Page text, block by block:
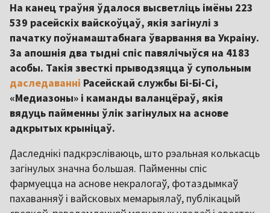
На канец траўня ўдалося высветліць імёны 223
539 расейскіх вайскоўцаў, якія загінулі з
пачатку поўнамаштабнага ўварвання ва Украіну.
За апошнія два тыдні спіс павялічыўся на 4183
асобы. Такія звесткі прыводзяцца ў супольным
даследаванні Расейскай службы Бі-Бі-Сі,
«Медиазоны» і каманды валанцёраў, якія
вядуць пайменны ўлік загінулых на аснове
адкрытых крыніцаў.
Даследнікі падкрэсліваюць, што рэальная колькасць
загінулых значна большая. Пайменны спіс
фармуецца на аснове некралогаў, фотаздымкаў
пахаванняў і вайсковых мемарыялаў, публікацый